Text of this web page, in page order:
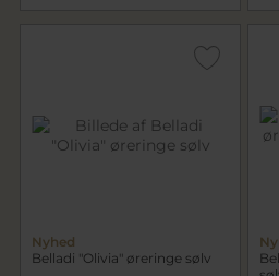
Nyhed
Belladi "Olivia" øreringe sølv